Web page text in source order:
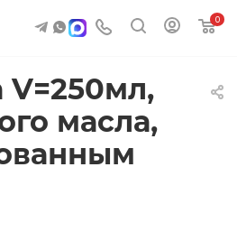
0
масла,